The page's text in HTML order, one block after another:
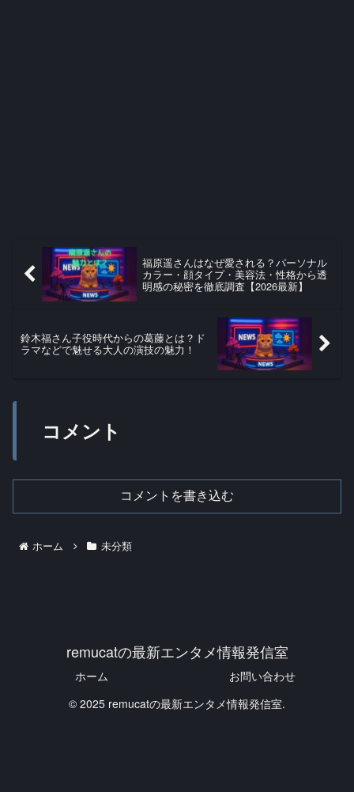
福原遥さんはなぜ愛される？パーソナル
カラー・顔タイプ・美容法・性格から透
明感の秘密を徹底調査【2026最新】
鈴木福さん子役時代からの葛藤とは？ド
ラマなどで魅せる大人の演技の魅力！
コメント
コメントを書き込む
ホーム 未分類
remucatの最新エンタメ情報発信室
ホーム
お問い合わせ
© 2025 remucatの最新エンタメ情報発信室.